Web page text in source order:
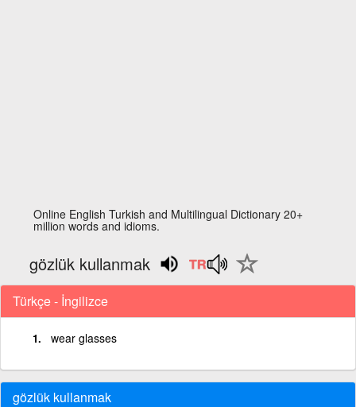
Online English Turkish and Multilingual Dictionary 20+
million words and idioms.
gözlük kullanmak
Türkçe - İngilizce
wear glasses
gözlük kullanmak